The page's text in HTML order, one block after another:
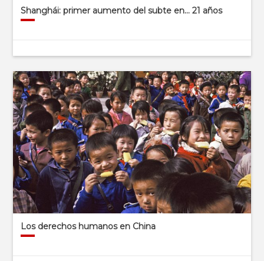
Shanghái: primer aumento del subte en… 21 años
Los derechos humanos en China